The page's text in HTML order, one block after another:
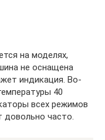
на моделях,
не оснащена
индикация. Во-
40
всех режимов
довольно часто.